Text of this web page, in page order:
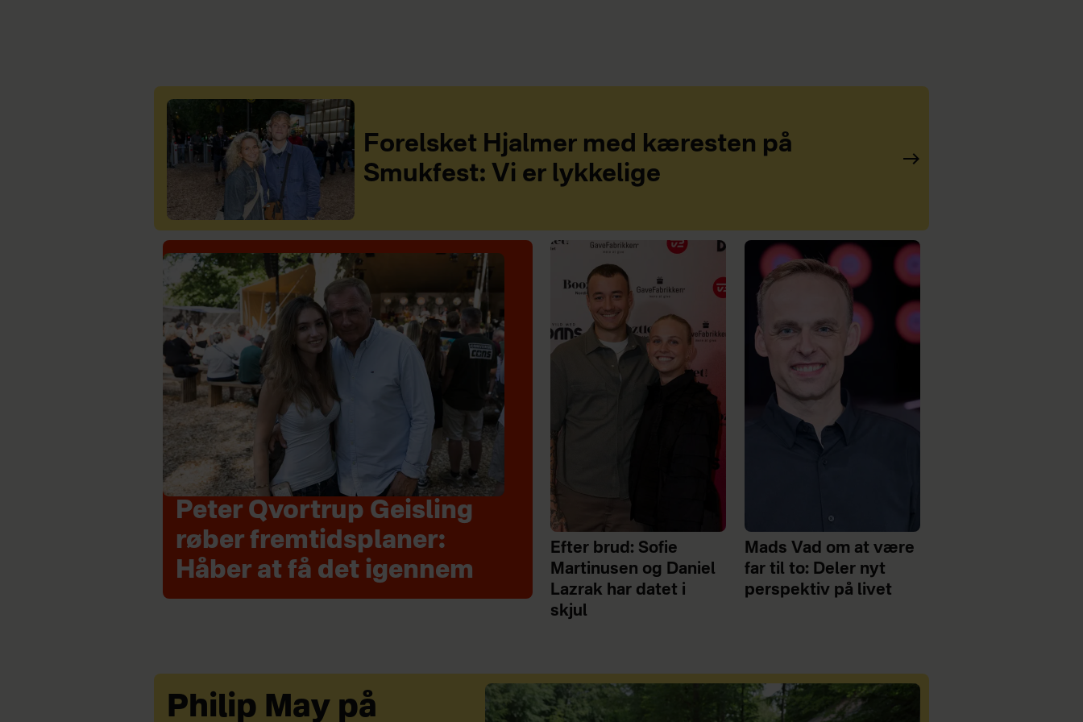
Forelsket Hjalmer med kæresten på
Smukfest: Vi er lykkelige
Peter Qvortrup Geisling
røber fremtidsplaner:
Håber at få det igennem
Efter brud: Sofie
Martinusen og Daniel
Lazrak har datet i
skjul
Mads Vad om at være
far til to: Deler nyt
perspektiv på livet
Philip May på